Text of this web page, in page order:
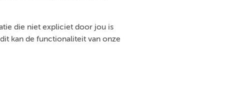
die niet expliciet door jou is
kan de functionaliteit van onze